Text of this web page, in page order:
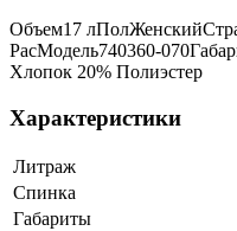
Объем17
PacМодель740360-
Хлопок 20% Полиэстер
Характеристики
Литраж
Спинка
Габариты